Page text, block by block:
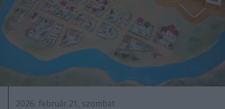
2026. február 21., szombat